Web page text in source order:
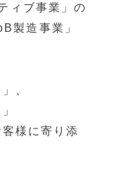
ィブ事業」の
製造事業」
、
様に寄り添